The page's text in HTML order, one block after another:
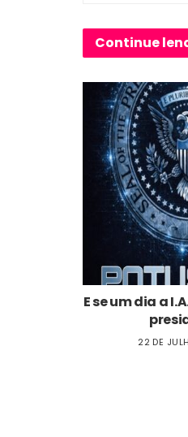
Continue
E se um dia a
22 DE